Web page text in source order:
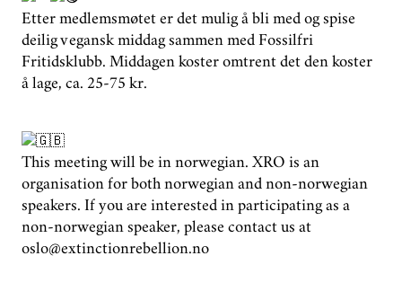
Etter medlemsmøtet er det mulig å bli med og spise
deilig vegansk middag sammen med Fossilfri
Fritidsklubb. Middagen koster omtrent det den koster
å lage, ca. 25-75 kr.
This meeting will be in norwegian. XRO is an
organisation for both norwegian and non-norwegian
speakers. If you are interested in participating as a
non-norwegian speaker, please contact us at
oslo@extinctionrebellion.no